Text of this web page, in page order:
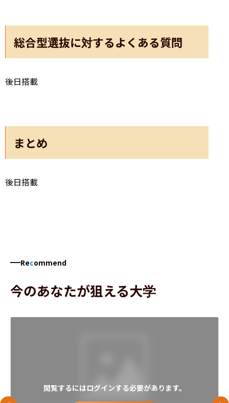
総合型選抜に対するよくある質問
後日搭載
まとめ
後日搭載
Recommend
今のあなたが狙える大学
閲覧するにはログインする必要があります。